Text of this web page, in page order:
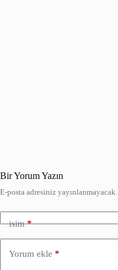
Bir Yorum Yazın
E-posta adresiniz yayınlanmayacak.
isim*
Yorum ekle *